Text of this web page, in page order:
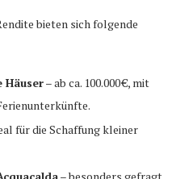
bieten sich folgende
Häuser– ab ca. 100.000 €, mit
für die Schaffung kleiner